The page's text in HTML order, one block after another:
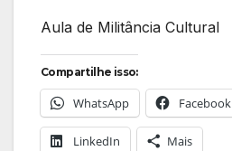
Aula de Militância Cultural
Compartilhe isso:
WhatsApp Facebook
LinkedIn Mais